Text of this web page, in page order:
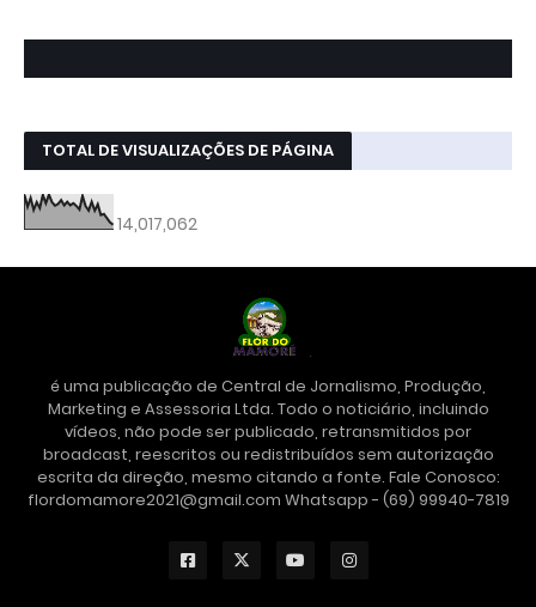
TOTAL DE VISUALIZAÇÕES DE PÁGINA
14,017,062
é uma publicação de Central de Jornalismo, Produção,
Marketing e Assessoria Ltda. Todo o noticiário, incluindo
vídeos, não pode ser publicado, retransmitidos por
broadcast, reescritos ou redistribuídos sem autorização
escrita da direção, mesmo citando a fonte. Fale Conosco:
flordomamore2021@gmail.com Whatsapp - (69) 99940-7819